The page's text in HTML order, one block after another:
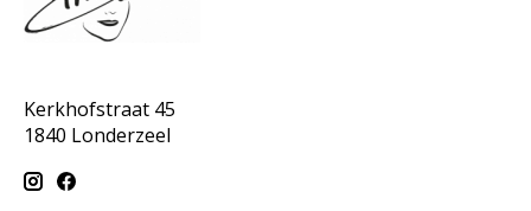
Kerkhofstraat 45
1840 Londerzeel